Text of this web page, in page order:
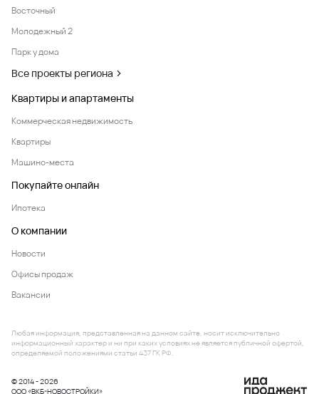
Восточный
Молодежный 2
Парк у дома
Все проекты региона
Квартиры и апартаменты
Коммерческая недвижимость
Квартиры
Машино-места
Покупайте онлайн
Ипотека
О компании
Новости
Офисы продаж
Вакансии
© 2014 - 2026
ООО «ВКБ-НОВОСТРОЙКИ»
Любая информация, представленная на данном сайте, носит исключительно
информационный характер и ни при каких условиях не является публичной офертой,
определяемой положениями статьи 437 ГК РФ.